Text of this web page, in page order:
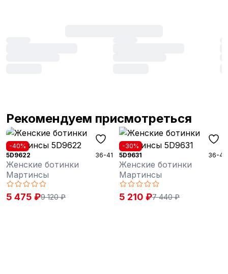
Рекомендуем присмотреться
ботинки
₽9 120 ₽
-30%
5D9631
Женские ботинки
Мартинсы
5 210 ₽ 7 440 ₽
-30%